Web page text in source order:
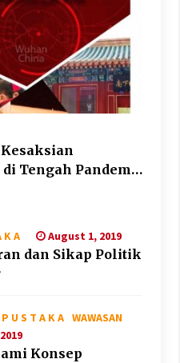
Tengah Pandemi
K A August 1, 2019
dan Sikap Politik
P U S T A K A WAWASAN
Konsep